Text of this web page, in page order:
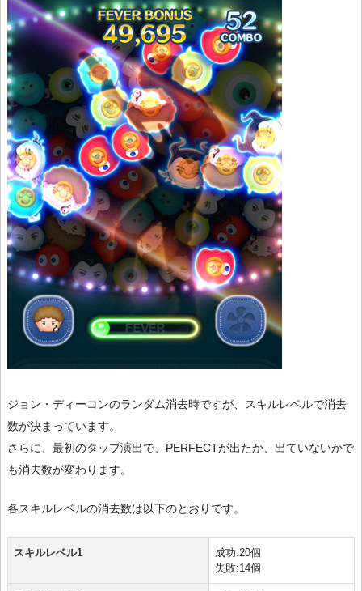
ジョン・ディーコンのランダム消去時ですが、スキルレベルで消去
数が決まっています。
さらに、最初のタップ演出で、PERFECTが出たか、出ていないかで
も消去数が変わります。
各スキルレベルの消去数は以下のとおりです。
スキルレベル1
成功:20個
失敗:14個